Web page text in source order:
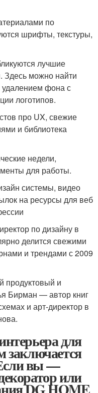
по
шрифты, текстуры,
лучшие
Здесь можно найти
удалением фона с
логотипов.
про UX, свежие
и библиотека
недели,
для работы.
системы, видео
на ресурсы для веб
по дизайну в
делится свежими
и трендами с 2009
продуктовый и
Бирман — автор книг
и арт-директор в
для
заключается
вы —
или